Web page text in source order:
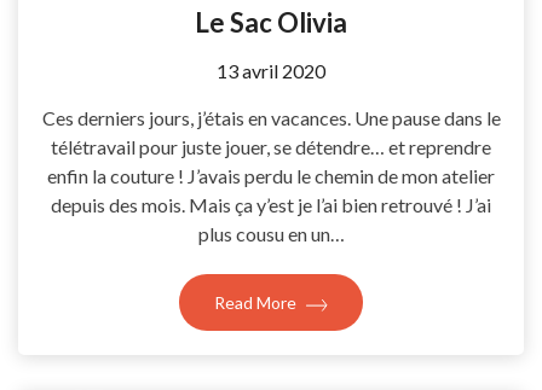
Le Sac Olivia
by
13 avril 2020
Ces derniers jours, j’étais en vacances. Une pause dans le
télétravail pour juste jouer, se détendre… et reprendre
enfin la couture ! J’avais perdu le chemin de mon atelier
depuis des mois. Mais ça y’est je l’ai bien retrouvé ! J’ai
plus cousu en un…
Read More